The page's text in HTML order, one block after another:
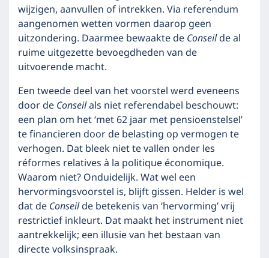
wijzigen, aanvullen of intrekken. Via referendum
aangenomen wetten vormen daarop geen
uitzondering. Daarmee bewaakte deConseilde al
ruime uitgezette bevoegdheden van de
uitvoerende macht.
Een tweede deel van het voorstel werd eveneens
door deConseilals niet referendabel beschouwt:
een plan om het ‘met 62 jaar met pensioenstelsel’
te financieren door de belasting op vermogen te
verhogen. Dat bleek niet te vallen onder les
réformes relatives à la politique économique.
Waarom niet? Onduidelijk. Wat wel een
hervormingsvoorstel is, blijft gissen. Helder is wel
dat deConseilde betekenis van ‘hervorming’ vrij
restrictief inkleurt. Dat maakt het instrument niet
aantrekkelijk; een illusie van het bestaan van
directe volksinspraak.